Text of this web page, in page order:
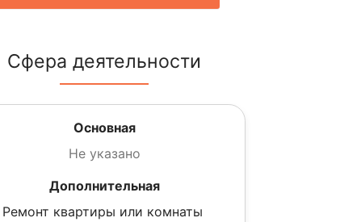
Сфера деятельности
Основная
Не указано
Дополнительная
Ремонт квартиры или комнаты